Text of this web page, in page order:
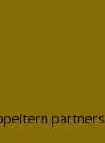
partners